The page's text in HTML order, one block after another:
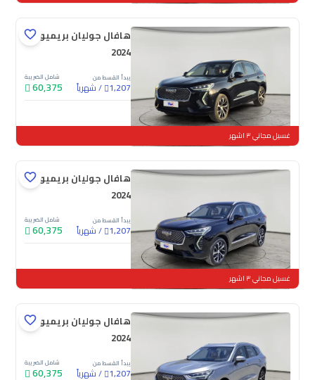
هافال جوليان بريميوم
2024
يبدأ القسط من
1,207
/شهرياً
شامل الضريبة
60,375
جديدة
غسيل مجاني ٣ اشهر
هافال جوليان بريميوم
2024
يبدأ القسط من
1,207
/شهرياً
شامل الضريبة
60,375
جديدة
غسيل مجاني ٣ اشهر
هافال جوليان بريميوم
2024
يبدأ القسط من
1,207
/شهرياً
شامل الضريبة
60,375